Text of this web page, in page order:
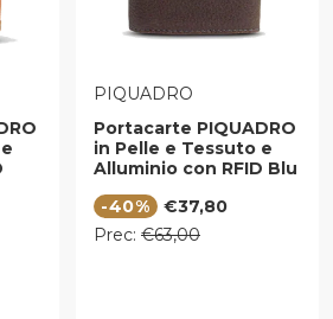
VENDITORE:
PIQUADRO
Portacarte PIQUADRO
in Pelle e Tessuto e
Alluminio con RFID Blu
PP5649W138R
-40%
Prezzo di vendita
€37,80
Prezzo regolare
Prec: €63,00